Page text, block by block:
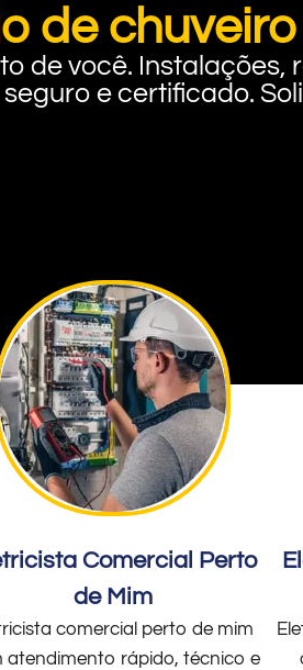
de
de você.
e certificado.
Comercial Perto
de Mim
comercial perto de mim
atendimento rápido, técnico e